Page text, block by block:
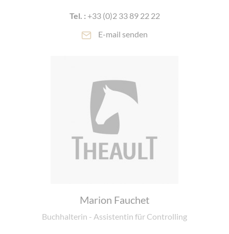
Tel. : +33 (0)2 33 89 22 22
E-mail senden
Marion Fauchet
Buchhalterin - Assistentin für Controlling